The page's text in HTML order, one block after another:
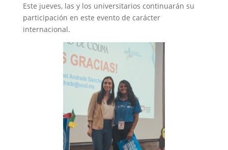
Este jueves, las y los universitarios continuarán su
participación en este evento de carácter
internacional.